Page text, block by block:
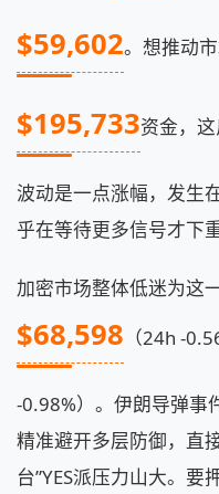
$59,602。想推动
$195,733资金，
波动是一点涨幅，发生
乎在等待更多信号才下重
加密市场整体低迷为这
$68,598 （24h -
-0.98%）。伊朗导弹事
精准避开多层防御，直
台”YES派压力山大。要